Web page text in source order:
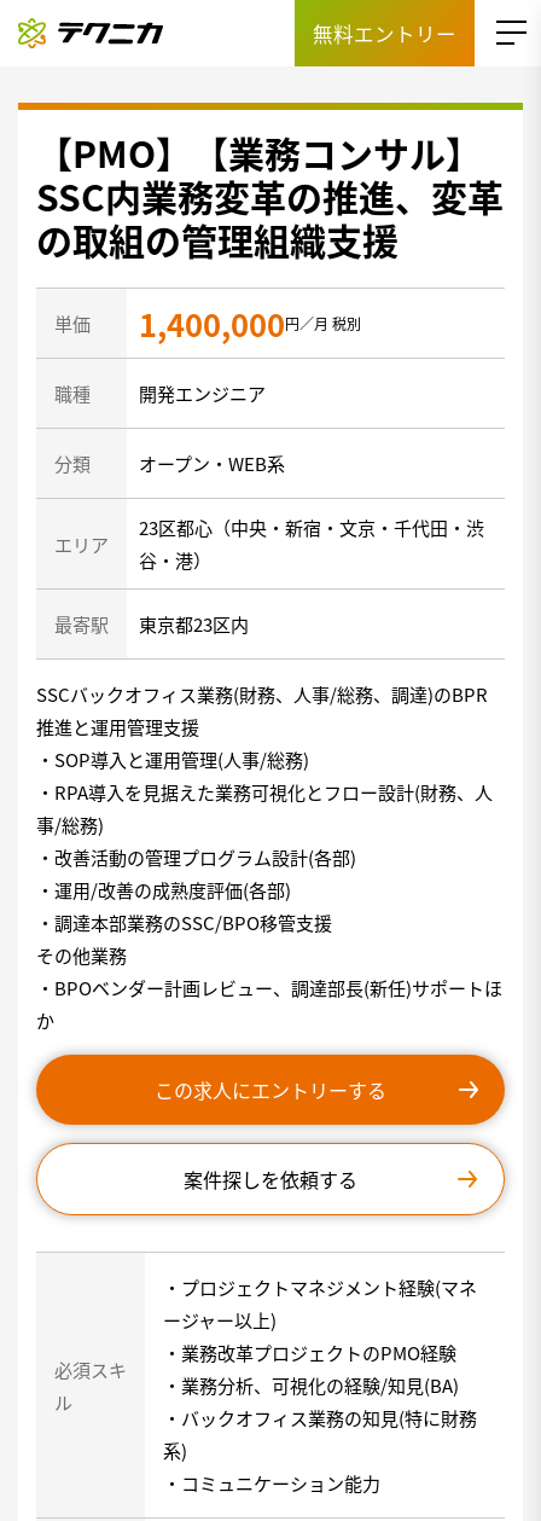
無料エントリー
【PMO】【業務コンサル】
SSC内業務変革の推進、変革
の取組の管理組織支援
単価 1,400,000円／月 税別
職種 開発エンジニア
分類 オープン・WEB系
エリア
23区都心（中央・新宿・文京・千代田・渋
谷・港）
最寄駅 東京都23区内
SSCバックオフィス業務(財務、人事/総務、調達)のBPR
推進と運用管理支援
・SOP導入と運用管理(人事/総務)
・RPA導入を見据えた業務可視化とフロー設計(財務、人
事/総務)
・改善活動の管理プログラム設計(各部)
・運用/改善の成熟度評価(各部)
・調達本部業務のSSC/BPO移管支援
その他業務
・BPOベンダー計画レビュー、調達部長(新任)サポートほ
か
この求人にエントリーする
案件探しを依頼する
必須スキ
ル
・プロジェクトマネジメント経験(マネ
ージャー以上)
・業務改革プロジェクトのPMO経験
・業務分析、可視化の経験/知見(BA)
・バックオフィス業務の知見(特に財務
系)
・コミュニケーション能力